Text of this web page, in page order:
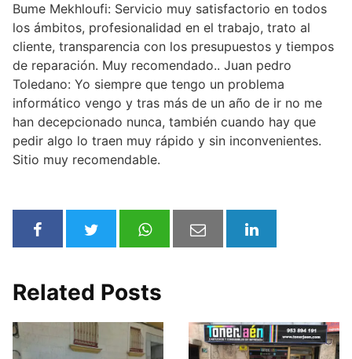
Bume Mekhloufi: Servicio muy satisfactorio en todos
los ámbitos, profesionalidad en el trabajo, trato al
cliente, transparencia con los presupuestos y tiempos
de reparación. Muy recomendado.. Juan pedro
Toledano: Yo siempre que tengo un problema
informático vengo y tras más de un año de ir no me
han decepcionado nunca, también cuando hay que
pedir algo lo traen muy rápido y sin inconvenientes.
Sitio muy recomendable.
Related Posts